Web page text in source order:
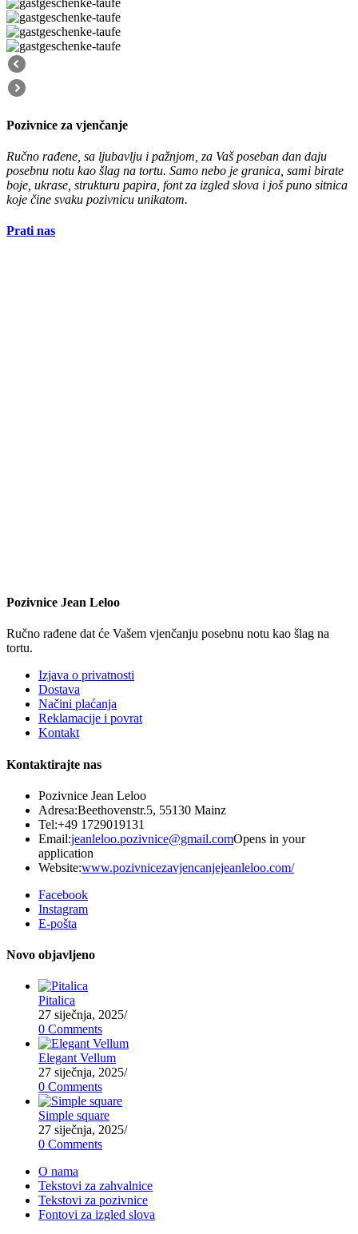
Pozivnice za vjenčanje
Ručno rađene, sa ljubavlju i pažnjom, za Vaš poseban dan daju
posebnu notu kao šlag na tortu. Samo nebo je granica, sami birate
boje, ukrase, strukturu papira, font za izgled slova i još puno sitnica
koje čine svaku pozivnicu unikatom.
Prati nas
Pozivnice Jean Leloo
Ručno rađene dat će Vašem vjenčanju posebnu notu kao šlag na
tortu.
Izjava o privatnosti
Dostava
Načini plaćanja
Reklamacije i povrat
Kontakt
Kontaktirajte nas
Pozivnice Jean Leloo
Adresa:Beethovenstr.5, 55130 Mainz
Tel:+49 1729019131
Email:jeanleloo.pozivnice@gmail.comOpens in your
application
Website:www.pozivnicezavjencanjejeanleloo.com/
Facebook
Instagram
E-pošta
Novo objavljeno
Pitalica
27 siječnja, 2025/
0 Comments
Elegant Vellum
27 siječnja, 2025/
0 Comments
Simple square
27 siječnja, 2025/
0 Comments
O nama
Tekstovi za zahvalnice
Tekstovi za pozivnice
Fontovi za izgled slova